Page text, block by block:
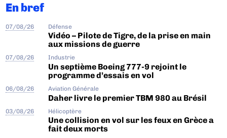
En bref
07/08/26 Défense
Vidéo – Pilote de Tigre, de la prise en main
aux missions de guerre
07/08/26 Industrie
Un septième Boeing 777-9 rejoint le
programme d’essais en vol
06/08/26 Aviation Générale
Daher livre le premier TBM 980 au Brésil
03/08/26 Hélicoptère
Une collision en vol sur les feux en Grèce a
fait deux morts